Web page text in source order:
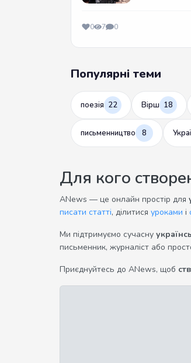
0 7 0
Популярні теми
поезія 22 Вірш 18
письменництво 8
Для кого
ANews — це онлайн простір для
писати статті, ділитися уроками і
Ми підтримуємо сучасну
письменник, журналіст або
Приєднуйтесь до ANews, щоб